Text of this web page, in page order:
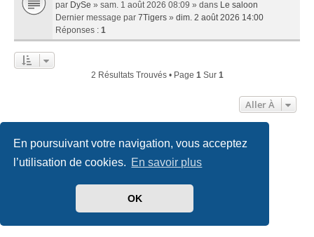
En poursuivant votre navigation, vous acceptez
l’utilisation de cookies. En savoir plus
OK
par DySe » sam. 1 août 2026 08:09 » dans Le saloon
Dernier message par 7Tigers » dim. 2 août 2026 14:00
Réponses : 1
2 Résultats Trouvés • Page 1Sur 1
Aller À
Accueil Index du forum Nous contacter
phpBB-fr.com
created by INVENTEA & v12mike
Conditions